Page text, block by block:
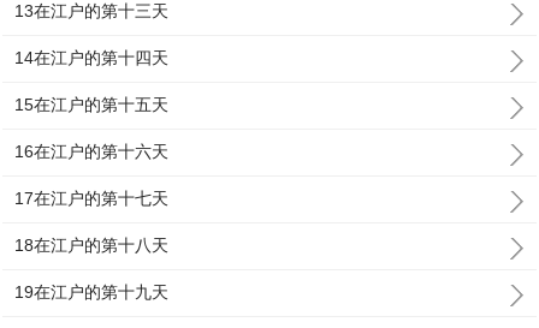
13在江户的第十三天
14在江户的第十四天
15在江户的第十五天
16在江户的第十六天
17在江户的第十七天
18在江户的第十八天
19在江户的第十九天